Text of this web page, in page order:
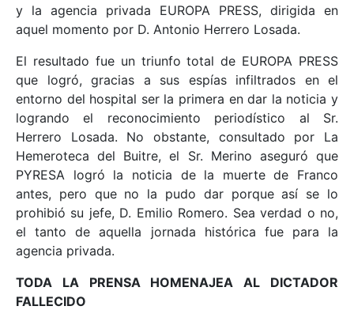
y la agencia privada EUROPA PRESS, dirigida en
aquel momento por D. Antonio Herrero Losada.
El resultado fue un triunfo total de EUROPA PRESS
que logró, gracias a sus espías infiltrados en el
entorno del hospital ser la primera en dar la noticia y
logrando el reconocimiento periodístico al Sr.
Herrero Losada. No obstante, consultado por La
Hemeroteca del Buitre, el Sr. Merino aseguró que
PYRESA logró la noticia de la muerte de Franco
antes, pero que no la pudo dar porque así se lo
prohibió su jefe, D. Emilio Romero. Sea verdad o no,
el tanto de aquella jornada histórica fue para la
agencia privada.
TODA LA PRENSA HOMENAJEA AL DICTADOR
FALLECIDO